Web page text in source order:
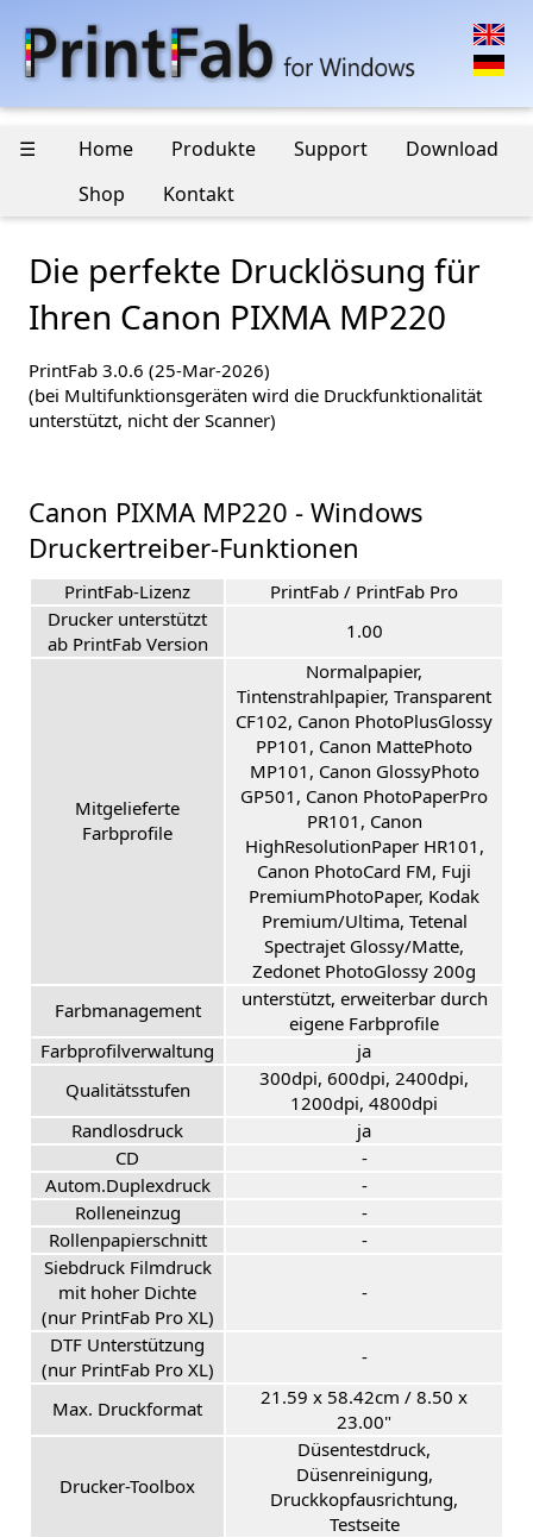
☰ Home Produkte Support
Download
Shop
Kontakt
Die perfekte Drucklösung für
Ihren Canon PIXMA MP220
PrintFab 3.0.6 (25-Mar-2026)
(bei Multifunktionsgeräten wird die Druckfunktionalität
unterstützt, nicht der Scanner)
Canon PIXMA MP220 - Windows
Druckertreiber-Funktionen
PrintFab-Lizenz
PrintFab / PrintFab Pro
Drucker unterstützt
ab PrintFab Version
1.00
Mitgelieferte
Farbprofile
Normalpapier,
Tintenstrahlpapier, Transparent
CF102, Canon PhotoPlusGlossy
PP101, Canon MattePhoto
MP101, Canon GlossyPhoto
GP501, Canon PhotoPaperPro
PR101, Canon
HighResolutionPaper HR101,
Canon PhotoCard FM, Fuji
PremiumPhotoPaper, Kodak
Premium/Ultima, Tetenal
Spectrajet Glossy/Matte,
Zedonet PhotoGlossy 200g
Farbmanagement
unterstützt, erweiterbar durch
eigene Farbprofile
Farbprofilverwaltung
ja
Qualitätsstufen
300dpi, 600dpi, 2400dpi,
1200dpi, 4800dpi
Randlosdruck
ja
CD
-
Autom.Duplexdruck
-
Rolleneinzug
-
Rollenpapierschnitt
-
Siebdruck Filmdruck
mit hoher Dichte
(nur PrintFab Pro XL)
-
DTF Unterstützung
(nur PrintFab Pro XL)
-
Max. Druckformat
21.59 x 58.42cm / 8.50 x
23.00"
Drucker-Toolbox
Düsentestdruck,
Düsenreinigung,
Druckkopfausrichtung,
Testseite